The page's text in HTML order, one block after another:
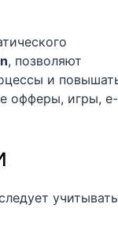
, позволяют
и
офферы, игры, e-